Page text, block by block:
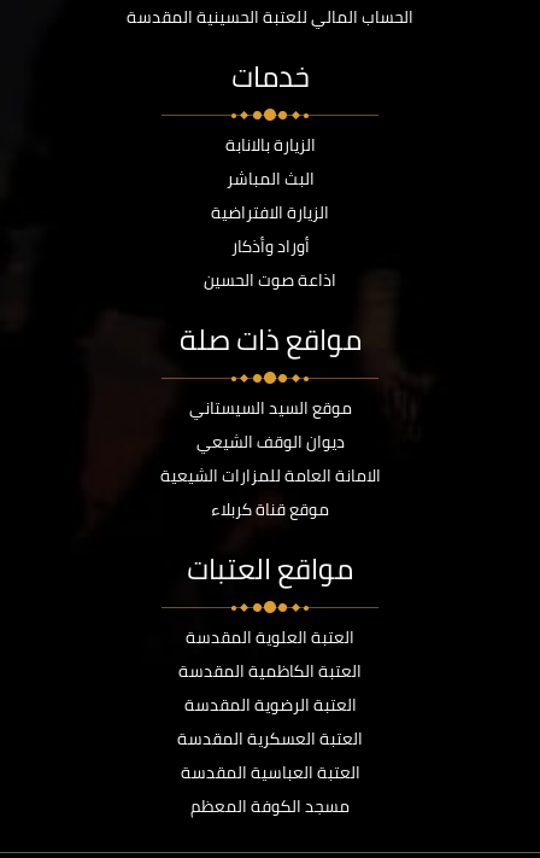
الحساب المالي للعتبة الحسينية المقدسة
خدمات
الزيارة بالانابة
البث المباشر
الزيارة الافتراضية
أوراد وأذكار
اذاعة صوت الحسين
مواقع ذات صلة
موقع السيد السيستاني
ديوان الوقف الشيعي
الامانة العامة للمزارات الشيعية
موقع قناة كربلاء
مواقع العتبات
العتبة العلوية المقدسة
العتبة الكاظمية المقدسة
العتبة الرضوية المقدسة
العتبة العسكرية المقدسة
العتبة العباسية المقدسة
مسجد الكوفة المعظم